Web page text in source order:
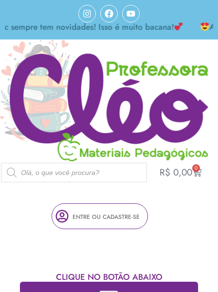
tem novidades! Isso é muito bacana! Achei
R$ 0,00 0
ENTRE OU CADASTRE-SE
CLIQUE NO BOTÃO ABAIXO